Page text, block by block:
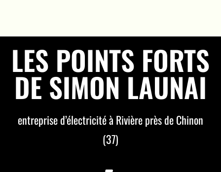
LES POINTS FORTS
DE SIMON LAUNAI
entreprise d’électricité à Rivière près de Chinon
(37)